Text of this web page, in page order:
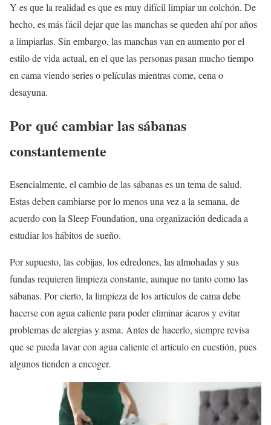
Y es que la realidad es que es muy difícil limpiar un colchón. De
hecho, es más fácil dejar que las manchas se queden ahí por años
a limpiarlas. Sin embargo, las manchas van en aumento por el
estilo de vida actual, en el que las personas pasan mucho tiempo
en cama viendo series o películas mientras come, cena o
desayuna.
Por qué cambiar las sábanas
constantemente
Esencialmente, el cambio de las sábanas es un tema de salud.
Estas deben cambiarse por lo menos una vez a la semana, de
acuerdo con la Sleep Foundation, una organización dedicada a
estudiar los hábitos de sueño.
Por supuesto, las cobijas, los edredones, las almohadas y sus
fundas requieren limpieza constante, aunque no tanto como las
sábanas. Por cierto, la limpieza de los artículos de cama debe
hacerse con agua caliente para poder eliminar ácaros y evitar
problemas de alergias y asma. Antes de hacerlo, siempre revisa
que se pueda lavar con agua caliente el artículo en cuestión, pues
algunos tienden a encoger.